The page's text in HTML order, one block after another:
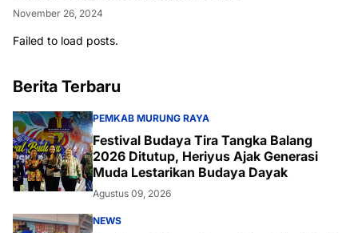
November 26, 2024
Failed to load posts.
Berita Terbaru
PEMKAB MURUNG RAYA
Festival Budaya Tira Tangka Balang
2026 Ditutup, Heriyus Ajak Generasi
Muda Lestarikan Budaya Dayak
Agustus 09, 2026
NEWS